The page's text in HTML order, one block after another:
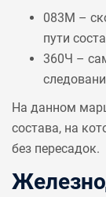
083М –
пути
360Ч –
На данном
состава, на
без пересадок.